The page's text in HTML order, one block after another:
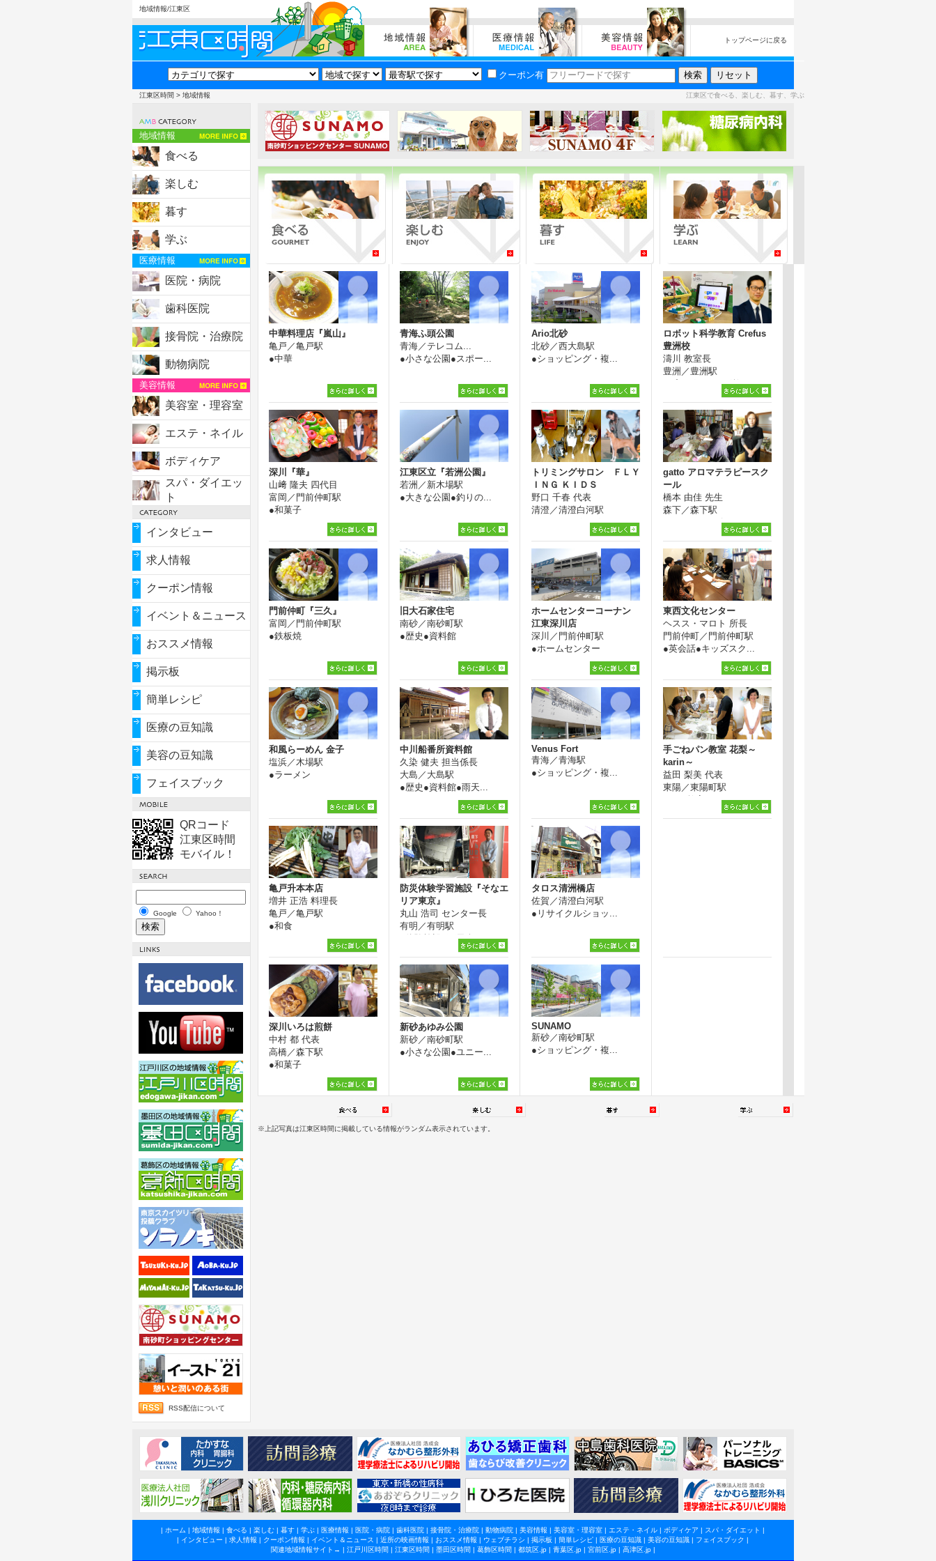
地域情報/江東区
トップページに戻る
クーポン有
江東区時間 > 地域情報 江東区で食べる、楽しむ、暮す、学ぶ
地域情報
食べる
楽しむ
暮す
学ぶ
医療情報
医院・病院
歯科医院
接骨院・治療院
動物病院
美容情報
美容室・理容室
エステ・ネイル
ボディケア
スパ・ダイエッ
ト
インタビュー
求人情報
クーポン情報
イベント＆ニュース
おススメ情報
掲示板
簡単レシピ
医療の豆知識
美容の豆知識
フェイスブック
QRコード
江東区時間
モバイル！
Google Yahoo！
RSS配信について
中華料理店『嵐山』
亀戸／亀戸駅
●中華
深川『華』
山﨑 隆夫 四代目
富岡／門前仲町駅
●和菓子
門前仲町『三久』
富岡／門前仲町駅
●鉄板焼
和風らーめん 金子
塩浜／木場駅
●ラーメン
亀戸升本本店
増井 正浩 料理長
亀戸／亀戸駅
●和食
深川いろは煎餅
中村 都 代表
高橋／森下駅
●和菓子
青海ふ頭公園
青海／テレコム...
●小さな公園●スポー...
江東区立『若洲公園』
若洲／新木場駅
●大きな公園●釣りの...
旧大石家住宅
南砂／南砂町駅
●歴史●資料館
中川船番所資料館
久染 健夫 担当係長
大島／大島駅
●歴史●資料館●雨天...
防災体験学習施設『そなエ
リア東京』
丸山 浩司 センター長
有明／有明駅
●体験施設●雨天楽し...
新砂あゆみ公園
新砂／南砂町駅
●小さな公園●ユニー...
Ario北砂
北砂／西大島駅
●ショッピング・複...
トリミングサロン ＦＬＹ
ＩＮＧ ＫＩＤＳ
野口 千春 代表
清澄／清澄白河駅
●トリミング・グル...
ホームセンターコーナン
江東深川店
深川／門前仲町駅
●ホームセンター
Venus Fort
青海／青海駅
●ショッピング・複...
タロス清洲橋店
佐賀／清澄白河駅
●リサイクルショッ...
SUNAMO
新砂／南砂町駅
●ショッピング・複...
ロボット科学教育 Crefus
豊洲校
濤川 教室長
豊洲／豊洲駅
●プログラミング教...
gatto アロマテラピースク
ール
橋本 由佳 先生
森下／森下駅
●アロマテラピー
東西文化センター
ヘスス・マロト 所長
門前仲町／門前仲町駅
●英会話●キッズスク...
手ごねパン教室 花梨～
karin～
益田 梨美 代表
東陽／東陽町駅
※上記写真は江東区時間に掲載している情報がランダム表示されています。
| ホーム | 地域情報 | 食べる | 楽しむ | 暮す | 学ぶ | 医療情報 | 医院・病院 | 歯科医院 | 接骨院・治療院 | 動物病院 | 美容情報 | 美容室・理容室 | エステ・ネイル | ボディケア | スパ・ダイエット |
| インタビュー | 求人情報 | クーポン情報 | イベント＆ニュース | 近所の映画情報 | おススメ情報 | ウェブチラシ | 掲示板 | 簡単レシピ | 医療の豆知識 | 美容の豆知識 | フェイスブック |
関連地域情報サイト→ | 江戸川区時間 | 江東区時間 | 墨田区時間 | 葛飾区時間 | 都筑区.jp| 青葉区.jp| 宮前区.jp| 高津区.jp|